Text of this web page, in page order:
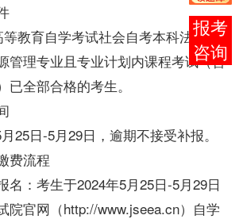
教育自学考试社会自考本科法学、
管理专业且专业计划内课程考试（含
全部合格的考生。
日-5月29日，逾期不接受补报。
费流程
名：考生于2024年5月25日-5月29日
院官网（http://www.jseea.cn）自学
在线
客服